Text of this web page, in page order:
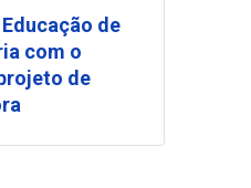
de
com o
de